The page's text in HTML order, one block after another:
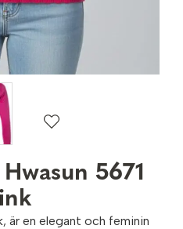
5671
är en elegant och feminin